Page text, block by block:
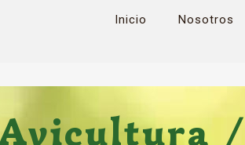
Inicio Nosotros